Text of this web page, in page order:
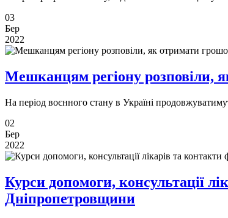
03
Бер
2022
Мешканцям регіону
На період воєнного стану в Україні
02
Бер
2022
Курси допомоги, консультації
Дніпропетровщини